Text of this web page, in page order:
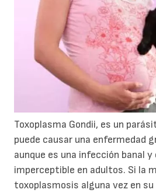
Toxoplasma Gondii, es un
puede causar una enfermedad
aunque es una infección banal
imperceptible en adultos. Si la
toxoplasmosis alguna vez en su